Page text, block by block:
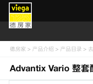
德房家 > 产品介绍 > 产品目录 >
Advantix Vario 整套